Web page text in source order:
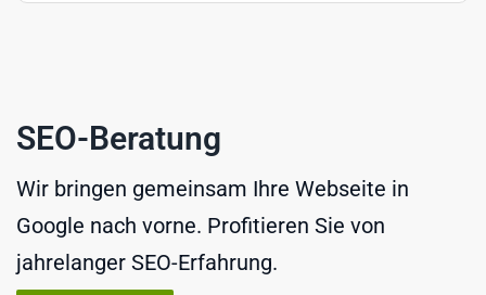
SEO-Beratung
Wir bringen gemeinsam Ihre Webseite in
Google nach vorne. Profitieren Sie von
jahrelanger SEO-Erfahrung.